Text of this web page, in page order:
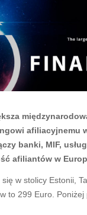
afiliacyjnemu
banki, MIF,
afiliantów w
w stolicy Estonii,
to 299 Euro.